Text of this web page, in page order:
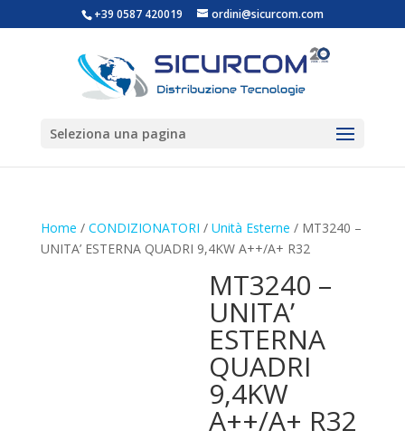
+39 0587 420019 ordini@sicurcom.com
Seleziona una pagina
Home / CONDIZIONATORI / Unità Esterne / MT3240 –
UNITA’ ESTERNA QUADRI 9,4KW A++/A+ R32
MT3240 –
UNITA’
ESTERNA
QUADRI
9,4KW
A++/A+ R32